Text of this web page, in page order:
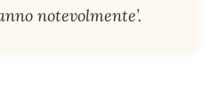
notevolmente’.